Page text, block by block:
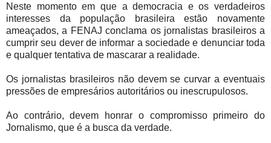
Neste momento em que a democracia e os verdadeiros
interesses da população brasileira estão novamente
ameaçados, a FENAJ conclama os jornalistas brasileiros a
cumprir seu dever de informar a sociedade e denunciar toda
e qualquer tentativa de mascarar a realidade.
Os jornalistas brasileiros não devem se curvar a eventuais
pressões de empresários autoritários ou inescrupulosos.
Ao contrário, devem honrar o compromisso primeiro do
Jornalismo, que é a busca da verdade.